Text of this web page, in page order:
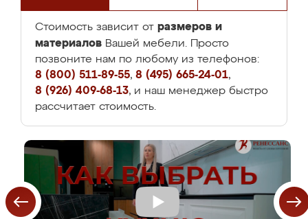
Стоимость зависит от размеров и
материалов Вашей мебели. Просто
позвоните нам по любому из телефонов:
8 (800) 511-89-55, 8 (495) 665-24-01,
8 (926) 409-68-13, и наш менеджер быстро
рассчитает стоимость.